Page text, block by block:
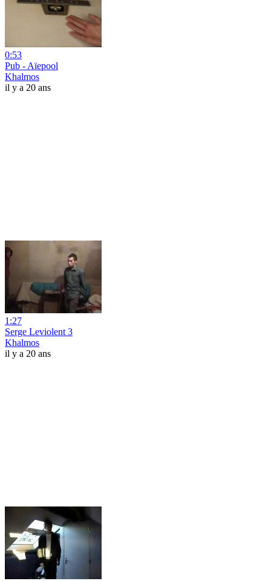
0:53
Pub - Aïepool
Khalmos
il y a 20 ans
1:27
Serge Leviolent 3
Khalmos
il y a 20 ans